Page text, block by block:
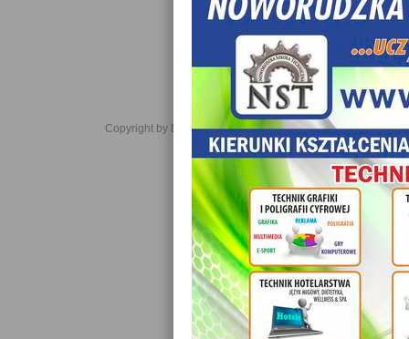
Copyright by Daniel JabĹoĹski 2006-2021. All rights